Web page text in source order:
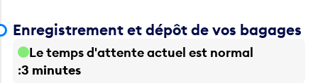
Enregistrement et dépôt de vos bagages
Le temps d'attente actuel est normal
3 minutes